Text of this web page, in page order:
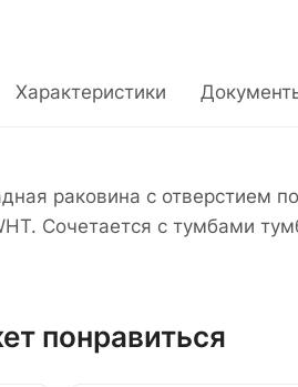
Характеристики
раковина с отверстием
Сочетается с тумбами
понравиться